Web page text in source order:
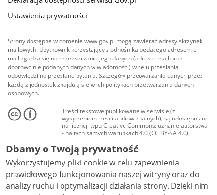
Ustawienia prywatności
Strony dostępne w domenie www.gov.pl mogą zawierać adresy skrzynek
mailowych. Użytkownik korzystający z odnośnika będącego adresem e-
mail zgadza się na przetwarzanie jego danych (adres e-mail oraz
dobrowolnie podanych danych w wiadomości) w celu przesłania
odpowiedzi na przesłane pytania. Szczegóły przetwarzania danych przez
każdą z jednostek znajdują się w ich politykach przetwarzania danych
osobowych.
Treści tekstowe publikowane w serwisie (z
wyłączeniem treści audiowizualnych), są udostępniane
na licencji typu Creative Commons: uznanie autorstwa
- na tych samych warunkach 4.0 (CC BY-SA 4.0).
Materiały audiowizualne, w tym zdjęcia, materiały
audio i wideo, są udostępniane na licencji typu
Creative Commons: uznanie autorstwa użycie
niekomercyjne - bez utworów zależnych 4.0 (CC BY-
NC-ND 4.0), o ile nie jest to stwierdzone inaczej.
Dbamy o Twoją prywatność
Wykorzystujemy pliki cookie w celu zapewnienia
prawidłowego funkcjonowania naszej witryny oraz do
analizy ruchu i optymalizacji działania strony. Dzięki nim